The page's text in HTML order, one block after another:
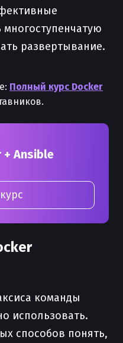
развертывание.
Полный курс Docker
Ansible
команды
использовать.
способов понять,